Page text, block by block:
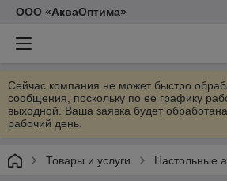
ООО «АкваОптима»
Сейчас компания не может быстро
сообщения, поскольку по ее графику
выходной. Ваша заявка будет
рабочий день.
Товары и услуги Настольные